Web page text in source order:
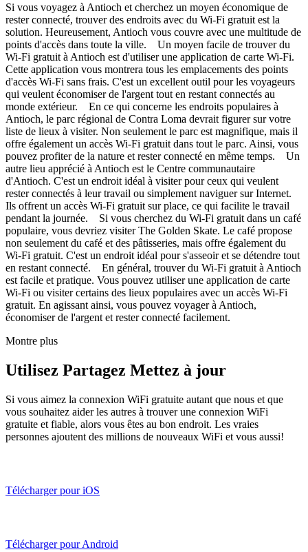
Si vous voyagez à Antioch et cherchez un moyen économique de
rester connecté, trouver des endroits avec du Wi-Fi gratuit est la
solution. Heureusement, Antioch vous couvre avec une multitude de
points d'accès dans toute la ville. Un moyen facile de trouver du
Wi-Fi gratuit à Antioch est d'utiliser une application de carte Wi-Fi.
Cette application vous montrera tous les emplacements des points
d'accès Wi-Fi sans frais. C'est un excellent outil pour les voyageurs
qui veulent économiser de l'argent tout en restant connectés au
monde extérieur. En ce qui concerne les endroits populaires à
Antioch, le parc régional de Contra Loma devrait figurer sur votre
liste de lieux à visiter. Non seulement le parc est magnifique, mais il
offre également un accès Wi-Fi gratuit dans tout le parc. Ainsi, vous
pouvez profiter de la nature et rester connecté en même temps. Un
autre lieu apprécié à Antioch est le Centre communautaire
d'Antioch. C'est un endroit idéal à visiter pour ceux qui veulent
rester connectés à leur travail ou simplement naviguer sur Internet.
Ils offrent un accès Wi-Fi gratuit sur place, ce qui facilite le travail
pendant la journée. Si vous cherchez du Wi-Fi gratuit dans un café
populaire, vous devriez visiter The Golden Skate. Le café propose
non seulement du café et des pâtisseries, mais offre également du
Wi-Fi gratuit. C'est un endroit idéal pour s'asseoir et se détendre tout
en restant connecté. En général, trouver du Wi-Fi gratuit à Antioch
est facile et pratique. Vous pouvez utiliser une application de carte
Wi-Fi ou visiter certains des lieux populaires avec un accès Wi-Fi
gratuit. En agissant ainsi, vous pouvez voyager à Antioch,
économiser de l'argent et rester connecté facilement.
Montre plus
Utilisez Partagez Mettez à jour
Si vous aimez la connexion WiFi gratuite autant que nous et que
vous souhaitez aider les autres à trouver une connexion WiFi
gratuite et fiable, alors vous êtes au bon endroit. Les vraies
personnes ajoutent des millions de nouveaux WiFi et vous aussi!
Télécharger pour iOS
Télécharger pour Android